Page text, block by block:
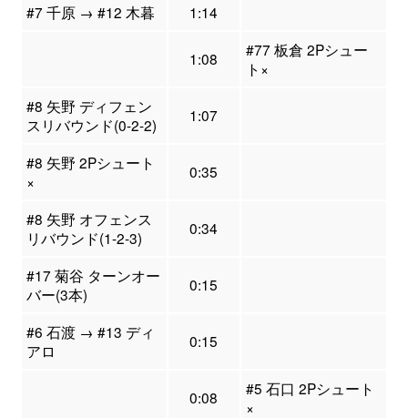
#7 千原 → #12 木暮
1:14
1:08
#77 板倉 2Pシュー
ト×
#8 矢野 ディフェン
スリバウンド(0-2-2)
1:07
#8 矢野 2Pシュート
×
0:35
#8 矢野 オフェンス
リバウンド(1-2-3)
0:34
#17 菊谷 ターンオー
バー(3本)
0:15
#6 石渡 → #13 ディ
アロ
0:15
0:08
#5 石口 2Pシュート
×